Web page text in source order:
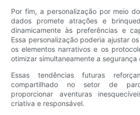
Por fim, a personalização por meio
dados promete atrações e
dinamicamente às preferências e
Essa personalização poderia ajustar
os elementos narrativos e os
otimizar simultaneamente a segurança
Essas tendências futuras
compartilhado no setor de
proporcionar aventuras
criativa e responsável.